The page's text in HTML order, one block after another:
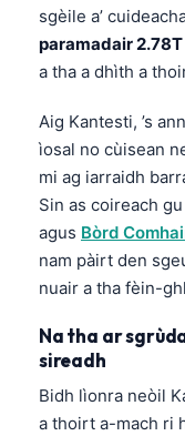
sgèile a’
paramadair 2.78T
a tha a dhìth a
Aig Kantesti, ’s
ìosal no cùisean
mi ag iarraidh
Sin as coireach
agus Bòrd
nam pàirt den
nuair a tha fèin-
Na tha ar
sireadh
Bidh lìonra neòil
a thoirt a-mach ri
ไทย
ភាសាខ្មែរ
አማርኛ
Українська
O‘zbekcha
Қазақ тілі
Hrvatski
Slovenčina